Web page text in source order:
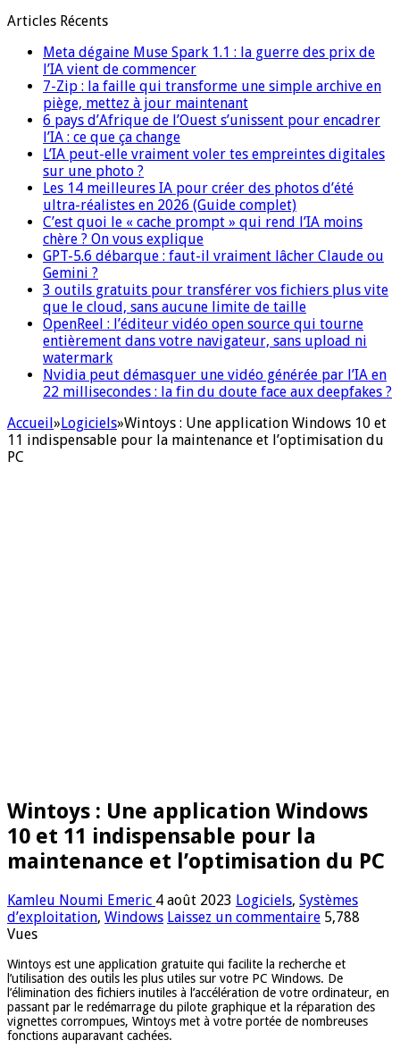
Articles Récents
Meta dégaine Muse Spark 1.1 : la guerre des prix de
l’IA vient de commencer
7-Zip : la faille qui transforme une simple archive en
piège, mettez à jour maintenant
6 pays d’Afrique de l’Ouest s’unissent pour encadrer
l’IA : ce que ça change
L’IA peut-elle vraiment voler tes empreintes digitales
sur une photo ?
Les 14 meilleures IA pour créer des photos d’été
ultra-réalistes en 2026 (Guide complet)
C’est quoi le « cache prompt » qui rend l’IA moins
chère ? On vous explique
GPT-5.6 débarque : faut-il vraiment lâcher Claude ou
Gemini ?
3 outils gratuits pour transférer vos fichiers plus vite
que le cloud, sans aucune limite de taille
OpenReel : l’éditeur vidéo open source qui tourne
entièrement dans votre navigateur, sans upload ni
watermark
Nvidia peut démasquer une vidéo générée par l’IA en
22 millisecondes : la fin du doute face aux deepfakes ?
Accueil»Logiciels»Wintoys : Une application Windows 10 et
11 indispensable pour la maintenance et l’optimisation du
PC
Wintoys : Une application Windows
10 et 11 indispensable pour la
maintenance et l’optimisation du PC
Kamleu Noumi Emeric 4 août 2023 Logiciels, Systèmes
d’exploitation, Windows Laissez un commentaire 5,788
Vues
Wintoys est une application gratuite qui facilite la recherche et
l’utilisation des outils les plus utiles sur votre PC Windows. De
l’élimination des fichiers inutiles à l’accélération de votre ordinateur, en
passant par le redémarrage du pilote graphique et la réparation des
vignettes corrompues, Wintoys met à votre portée de nombreuses
fonctions auparavant cachées.